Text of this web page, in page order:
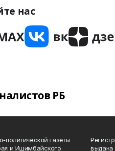
нас
РБ
газеты
и Ишимбайского
выдана